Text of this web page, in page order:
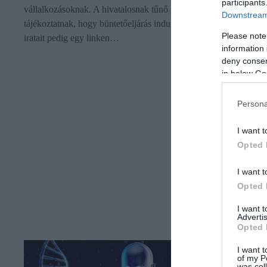
Please
information
deny
in below
I want
Opted
I want
Opted
I want
Opted
I want
of my
vállalkozásoknak. A hivatalosnak tűnő üzenetben arról
tájékoztatnak, hogy büntetőeljárás indult a cég ellen, az eljárás
iratait pedig egy linken…